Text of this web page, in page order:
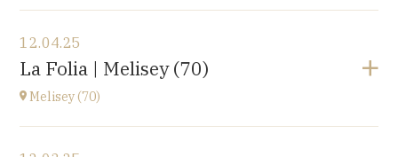
POLOGNE
at20H00
Buy your tickets
12.04.25
La Folia | Melisey (70)
Melisey (70)